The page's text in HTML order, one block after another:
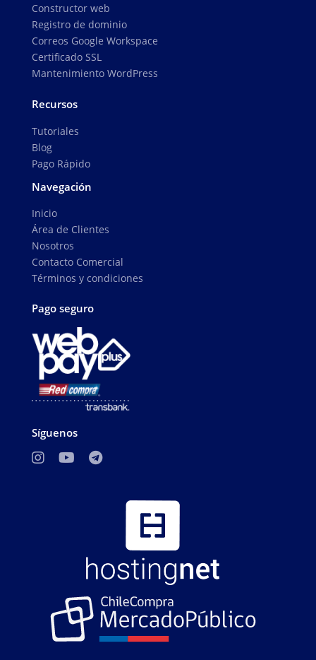
Constructor web
Registro de dominio
Correos Google Workspace
Certificado SSL
Mantenimiento WordPress
Recursos
Tutoriales
Blog
Pago Rápido
Navegación
Inicio
Área de Clientes
Nosotros
Contacto Comercial
Términos y condiciones
Pago seguro
Síguenos